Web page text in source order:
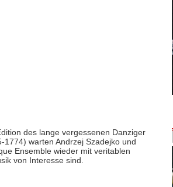
des lange vergessenen Danziger
warten Andrzej Szadejko und
Ensemble wieder mit veritablen
von Interesse sind.